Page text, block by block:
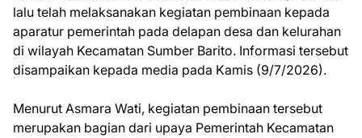
lalu telah melaksanakan kegiatan pembinaan kepada
aparatur pemerintah pada delapan desa dan kelurahan
di wilayah Kecamatan Sumber Barito. Informasi tersebut
disampaikan kepada media pada Kamis (9/7/2026).
Menurut Asmara Wati, kegiatan pembinaan tersebut
merupakan bagian dari upaya Pemerintah Kecamatan